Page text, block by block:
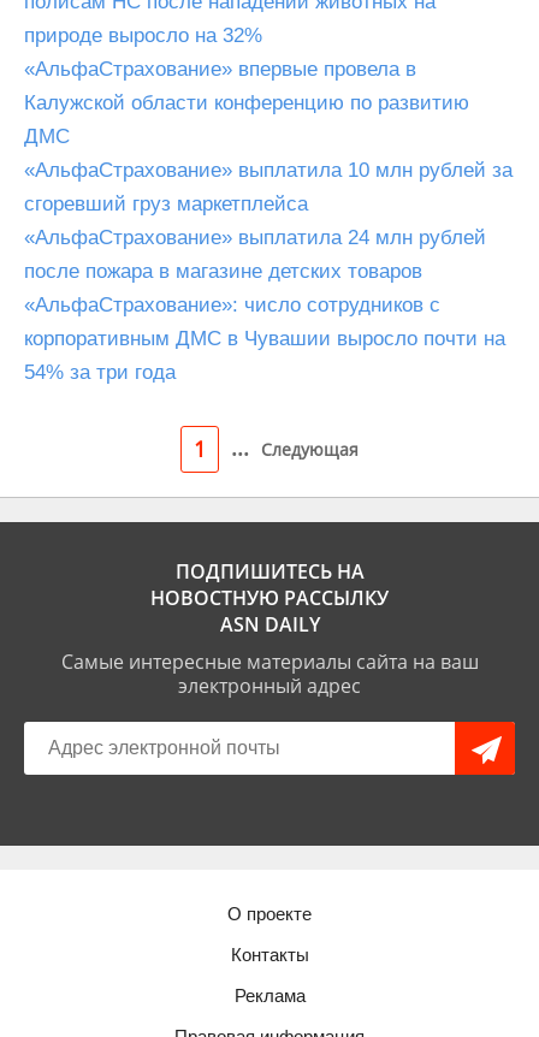
природе выросло на 32%
«АльфаСтрахование» впервые провела в
Калужской области конференцию по развитию
ДМС
«АльфаСтрахование» выплатила 10 млн рублей за
сгоревший груз маркетплейса
«АльфаСтрахование» выплатила 24 млн рублей
после пожара в магазине детских товаров
«АльфаСтрахование»: число сотрудников с
корпоративным ДМС в Чувашии выросло почти на
54% за три года
1 ... Следующая
ПОДПИШИТЕСЬ НА
НОВОСТНУЮ РАССЫЛКУ
ASN DAILY
Самые интересные материалы сайта на ваш
электронный адрес
О проекте
Контакты
Реклама